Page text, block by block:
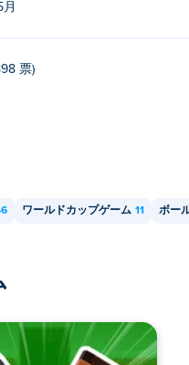
票)
ワールドカップゲーム 11 ボー